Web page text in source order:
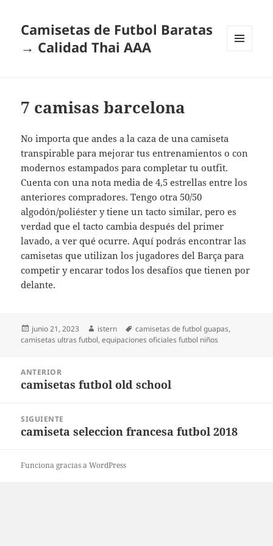
Camisetas de Futbol Baratas
→ Calidad Thai AAA
7 camisas barcelona
No importa que andes a la caza de una camiseta
transpirable para mejorar tus entrenamientos o con
modernos estampados para completar tu outfit.
Cuenta con una nota media de 4,5 estrellas entre los
anteriores compradores. Tengo otra 50/50
algodón/poliéster y tiene un tacto similar, pero es
verdad que el tacto cambia después del primer
lavado, a ver qué ocurre. Aquí podrás encontrar las
camisetas que utilizan los jugadores del Barça para
competir y encarar todos los desafíos que tienen por
delante.
Publicado
el
junio 21, 2023 Autor
istern Etiquetas
camisetas de futbol guapas,
camisetas ultras futbol,equipaciones oficiales futbol niños
entradas
ANTERIOR
Entrada
camisetas futbol old school
SIGUIENTE
Entrada
camiseta seleccion francesa futbol 2018
Funciona gracias a WordPress